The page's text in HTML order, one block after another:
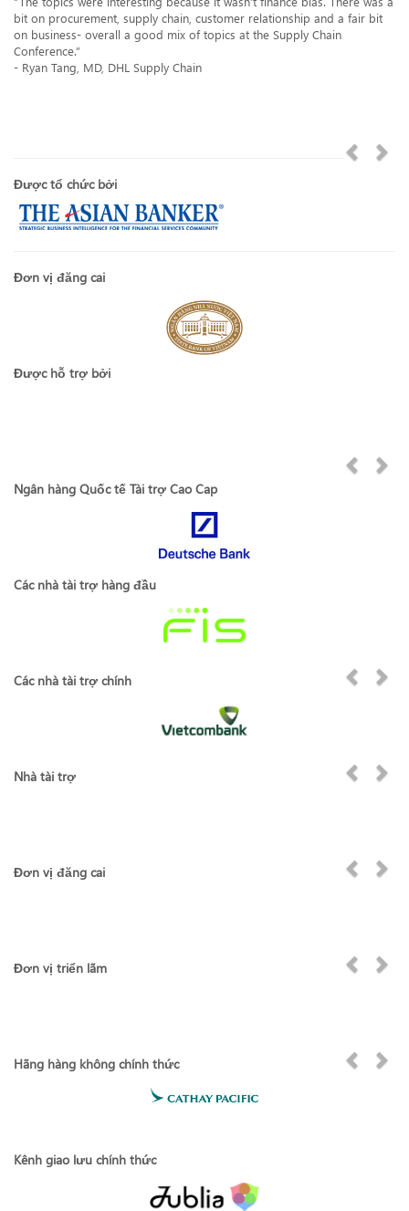
bit on procurement, supply chain, customer relationship and a fair bit
on business- overall a good mix of topics at the Supply Chain
Conference.”
- Ryan Tang, MD, DHL Supply Chain
Được tổ chức bởi
Đơn vị đăng cai
Được hỗ trợ bởi
Ngân hàng Quốc tế Tài trợ Cao Cap
Các nhà tài trợ hàng đầu
Các nhà tài trợ chính
Nhà tài trợ
Đơn vị đăng cai
Đơn vị triển lãm
Hãng hàng không chính thức
Kênh giao lưu chính thức